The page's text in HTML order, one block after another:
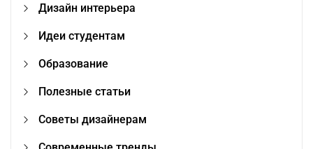
Дизайн интерьера
Идеи студентам
Образование
Полезные статьи
Советы дизайнерам